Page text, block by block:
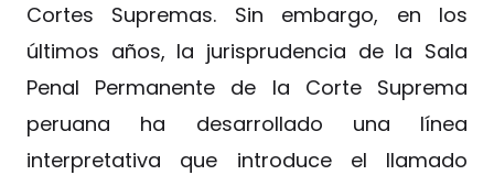
Cortes Supremas. Sin embargo, en los
últimos años, la jurisprudencia de la Sala
Penal Permanente de la Corte Suprema
peruana ha desarrollado una línea
interpretativa que introduce el llamado